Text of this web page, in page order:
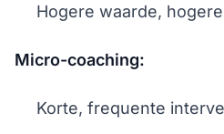
Hogere waarde,
Micro-coaching:
Korte, frequente